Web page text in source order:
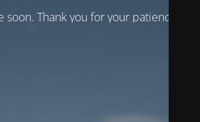
Thank you for your patience!